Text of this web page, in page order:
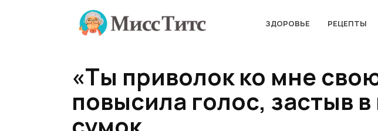
ЗДОРОВЬЕ РЕЦЕПТЫ
«Ты приволок ко мне
повысила голос, застыв